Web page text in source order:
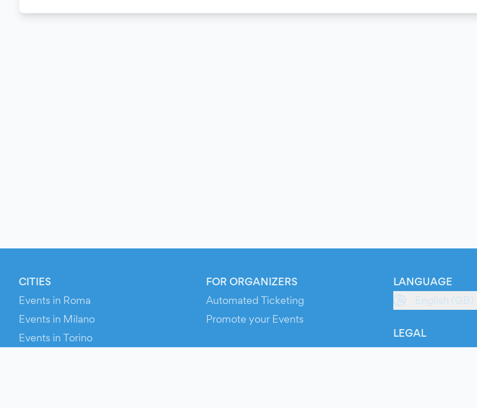
CITIES
Events in Roma
Events in Milano
Events in Torino
FOR ORGANIZERS
Automated Ticketing
Promote your Events
LANGUAGE
English (GB)
LEGAL